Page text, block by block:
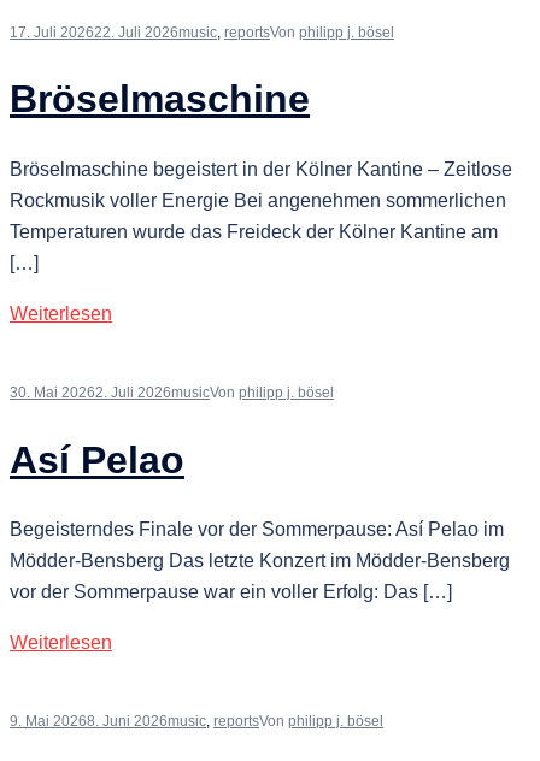
17. Juli 202622. Juli 2026music, reportsVon philipp j. bösel
Bröselmaschine
Bröselmaschine begeistert in der Kölner Kantine – Zeitlose
Rockmusik voller Energie Bei angenehmen sommerlichen
Temperaturen wurde das Freideck der Kölner Kantine am
[…]
Weiterlesen
30. Mai 20262. Juli 2026musicVon philipp j. bösel
Así Pelao
Begeisterndes Finale vor der Sommerpause: Así Pelao im
Mödder-Bensberg Das letzte Konzert im Mödder-Bensberg
vor der Sommerpause war ein voller Erfolg: Das […]
Weiterlesen
9. Mai 20268. Juni 2026music, reportsVon philipp j. bösel